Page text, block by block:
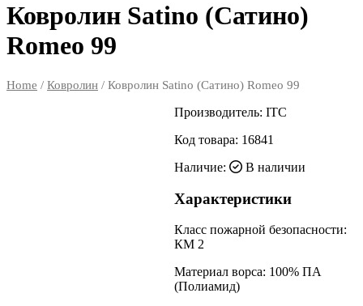
Ковролин Satino (Сатино)
Romeo 99
Home / Ковролин / Ковролин Satino (Сатино) Romeo 99
Производитель:ITC
Код товара: 16841
Наличие:
В наличии
Характеристики
Класс пожарной безопасности:
КМ 2
Материал ворса: 100% ПА
(Полиамид)